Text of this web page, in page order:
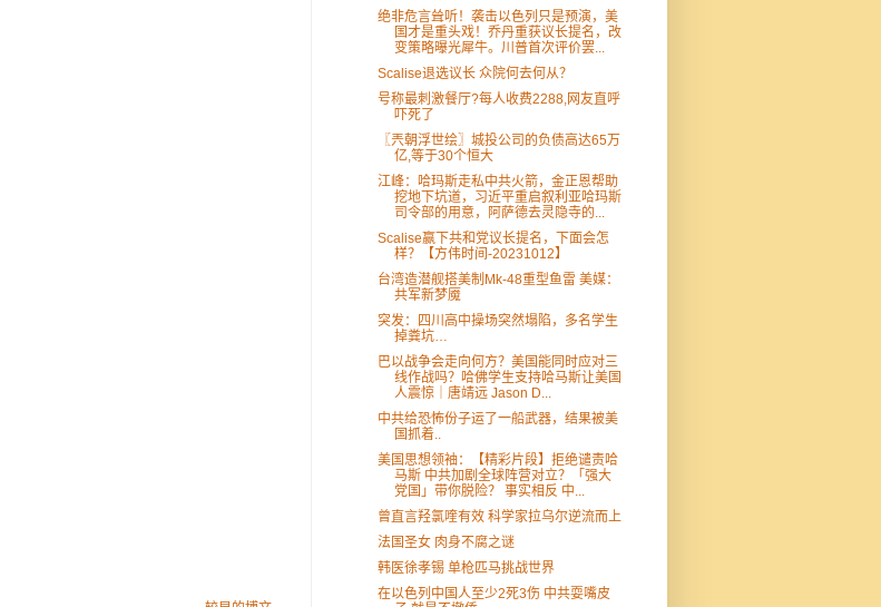
绝非危言耸听！袭击以色列只是预演，美
国才是重头戏！乔丹重获议长提名，改
变策略曝光犀牛。川普首次评价罢...
Scalise退选议长 众院何去何从？
号称最刺激餐厅?每人收费2288,网友直呼
吓死了
〖兲朝浮世绘〗城投公司的负债高达65万
亿,等于30个恒大
江峰：哈玛斯走私中共火箭，金正恩帮助
挖地下坑道，习近平重启叙利亚哈玛斯
司令部的用意，阿萨德去灵隐寺的...
Scalise赢下共和党议长提名，下面会怎
样？【方伟时间-20231012】
台湾造潜舰搭美制Mk-48重型鱼雷 美媒：
共军新梦魇
突发：四川高中操场突然塌陷，多名学生
掉粪坑…
巴以战争会走向何方？美国能同时应对三
线作战吗？哈佛学生支持哈马斯让美国
人震惊｜唐靖远 Jason D...
中共给恐怖份子运了一船武器，结果被美
国抓着..
美国思想领袖：【精彩片段】拒绝谴责哈
马斯 中共加剧全球阵营对立？「强大
党国」带你脱险？ 事实相反 中...
曾直言羟氯喹有效 科学家拉乌尔逆流而上
法国圣女 肉身不腐之谜
韩医徐孝锡 单枪匹马挑战世界
在以色列中国人至少2死3伤 中共耍嘴皮